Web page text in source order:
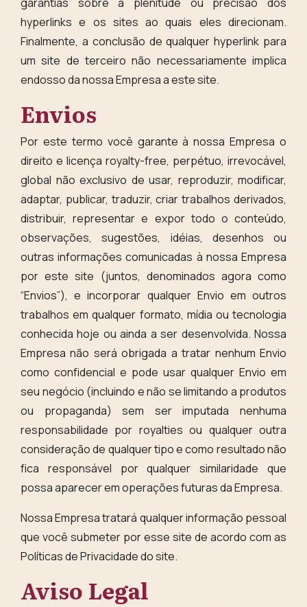
hyperlinks e os sites ao quais eles direcionam.
Finalmente, a conclusão de qualquer hyperlink para
um site de terceiro não necessariamente implica
endosso da nossa Empresa a este site.
Envios
Por este termo você garante à nossa Empresa o
direito e licença royalty-free, perpétuo, irrevocável,
global não exclusivo de usar, reproduzir, modificar,
adaptar, publicar, traduzir, criar trabalhos derivados,
distribuir, representar e expor todo o conteúdo,
observações, sugestões, idéias, desenhos ou
outras informações comunicadas à nossa Empresa
por este site (juntos, denominados agora como
“Envios”), e incorporar qualquer Envio em outros
trabalhos em qualquer formato, mídia ou tecnologia
conhecida hoje ou ainda a ser desenvolvida. Nossa
Empresa não será obrigada a tratar nenhum Envio
como confidencial e pode usar qualquer Envio em
seu negócio (incluindo e não se limitando a produtos
ou propaganda) sem ser imputada nenhuma
responsabilidade por royalties ou qualquer outra
consideração de qualquer tipo e como resultado não
fica responsável por qualquer similaridade que
possa aparecer em operações futuras da Empresa.
Nossa Empresa tratará qualquer informação pessoal
que você submeter por esse site de acordo com as
Políticas de Privacidade do site.
Aviso Legal